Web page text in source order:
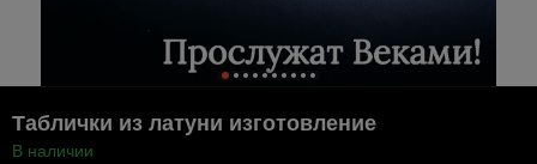
Таблички из латуни изготовление
В наличии